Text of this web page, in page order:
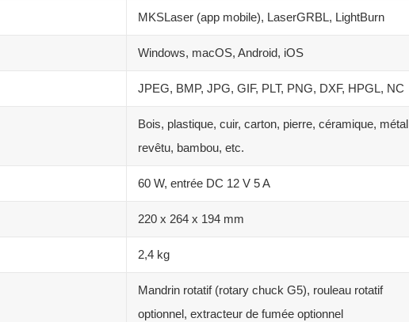
MKSLaser (app mobile), LaserGRBL, LightBurn
Windows, macOS, Android, iOS
JPEG, BMP, JPG, GIF, PLT, PNG, DXF, HPGL, NC
Bois, plastique, cuir, carton, pierre, céramique, métal
revêtu, bambou, etc.
60 W, entrée DC 12 V 5 A
220 x 264 x 194 mm
2,4 kg
Mandrin rotatif (rotary chuck G5), rouleau rotatif
optionnel, extracteur de fumée optionnel